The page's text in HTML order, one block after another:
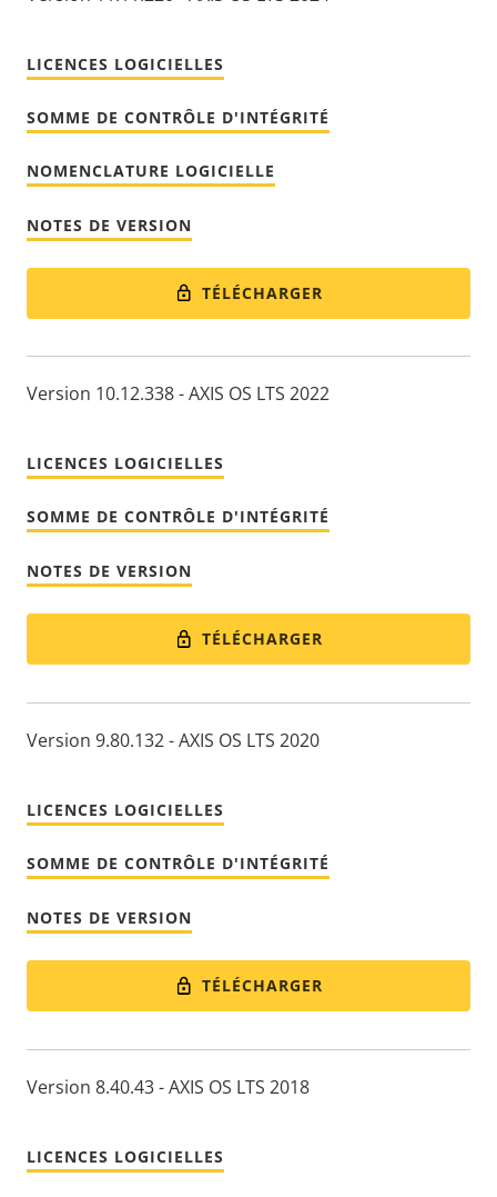
LICENCES LOGICIELLES
SOMME DE CONTRÔLE D'INTÉGRITÉ
NOMENCLATURE LOGICIELLE
NOTES DE VERSION
TÉLÉCHARGER
Version 10.12.338 - AXIS OS LTS 2022
LICENCES LOGICIELLES
SOMME DE CONTRÔLE D'INTÉGRITÉ
NOTES DE VERSION
TÉLÉCHARGER
Version 9.80.132 - AXIS OS LTS 2020
LICENCES LOGICIELLES
SOMME DE CONTRÔLE D'INTÉGRITÉ
NOTES DE VERSION
TÉLÉCHARGER
Version 8.40.43 - AXIS OS LTS 2018
LICENCES LOGICIELLES